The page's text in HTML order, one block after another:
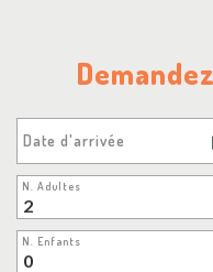
Date d'arrivée
N. Adultes
N. Enfants